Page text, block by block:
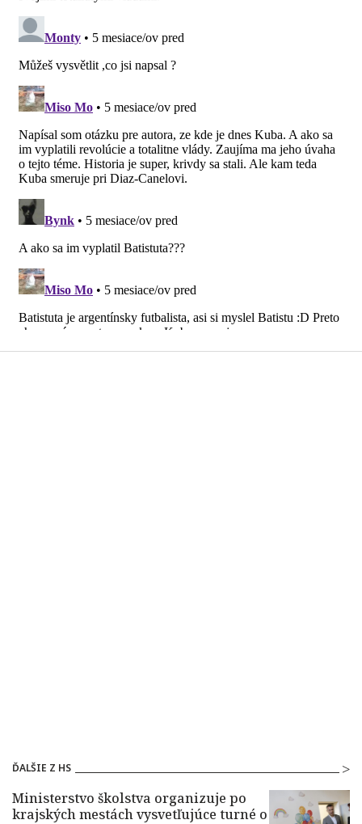
ĎALŠIE Z HS
Ministerstvo školstva organizuje po
krajských mestách vysvetľujúce turné o